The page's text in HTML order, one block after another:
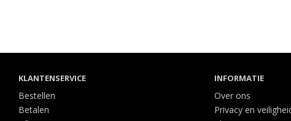
KLANTENSERVICE
Bestellen
Betalen
INFORMATIE
Over ons
Privacy en